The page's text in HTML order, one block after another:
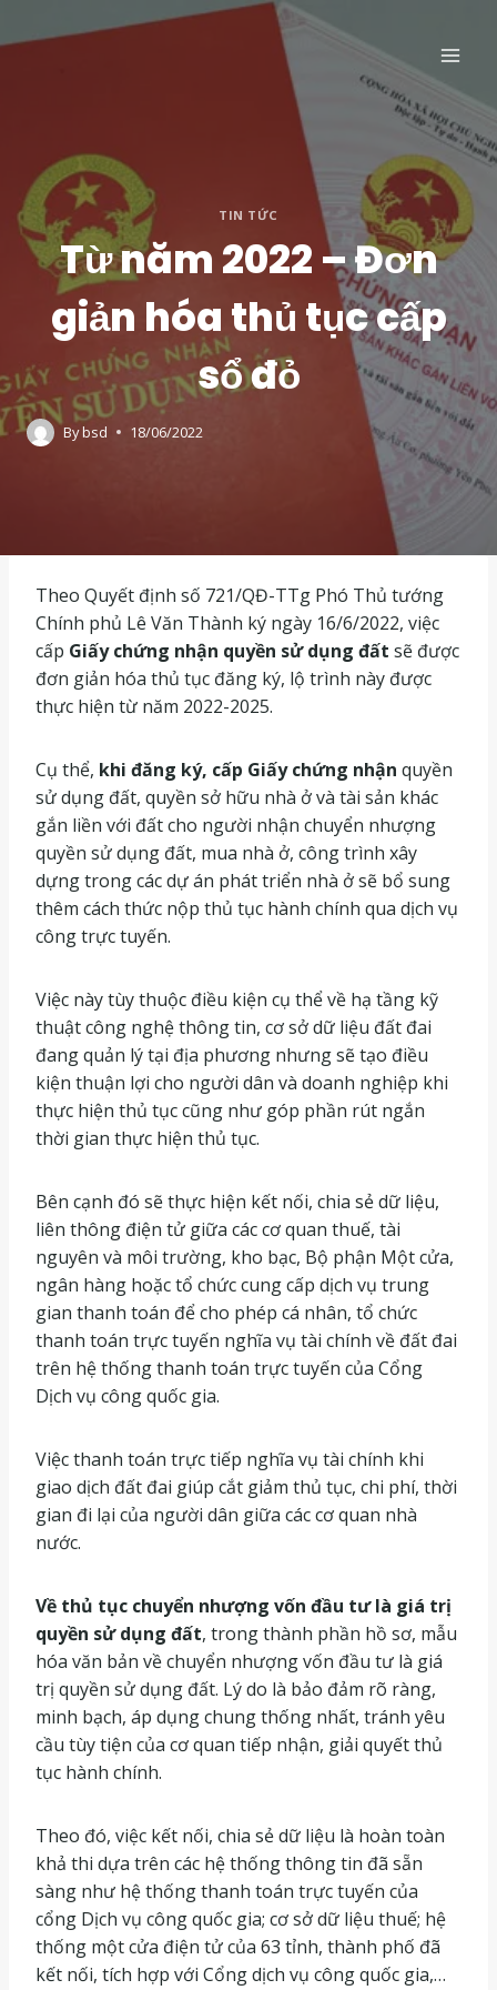
to
TIN TỨC
Từ năm 2022 – Đơn
giản hóa thủ tục cấp
sổ đỏ
Bybsd 18/06/2022
Theo Quyết định số 721/QĐ-TTg Phó Thủ tướng
Chính phủ Lê Văn Thành ký ngày 16/6/2022, việc
cấp Giấy chứng nhận quyền sử dụng đất sẽ được
đơn giản hóa thủ tục đăng ký, lộ trình này được
thực hiện từ năm 2022-2025.
Cụ thể, khi đăng ký, cấp Giấy chứng nhận quyền
sử dụng đất, quyền sở hữu nhà ở và tài sản khác
gắn liền với đất cho người nhận chuyển nhượng
quyền sử dụng đất, mua nhà ở, công trình xây
dựng trong các dự án phát triển nhà ở sẽ bổ sung
thêm cách thức nộp thủ tục hành chính qua dịch vụ
công trực tuyến.
Việc này tùy thuộc điều kiện cụ thể về hạ tầng kỹ
thuật công nghệ thông tin, cơ sở dữ liệu đất đai
đang quản lý tại địa phương nhưng sẽ tạo điều
kiện thuận lợi cho người dân và doanh nghiệp khi
thực hiện thủ tục cũng như góp phần rút ngắn
thời gian thực hiện thủ tục.
Bên cạnh đó sẽ thực hiện kết nối, chia sẻ dữ liệu,
liên thông điện tử giữa các cơ quan thuế, tài
nguyên và môi trường, kho bạc, Bộ phận Một cửa,
ngân hàng hoặc tổ chức cung cấp dịch vụ trung
gian thanh toán để cho phép cá nhân, tổ chức
thanh toán trực tuyến nghĩa vụ tài chính về đất đai
trên hệ thống thanh toán trực tuyến của Cổng
Dịch vụ công quốc gia.
Việc thanh toán trực tiếp nghĩa vụ tài chính khi
giao dịch đất đai giúp cắt giảm thủ tục, chi phí, thời
gian đi lại của người dân giữa các cơ quan nhà
nước.
Về thủ tục chuyển nhượng vốn đầu tư là giá trị
quyền sử dụng đất, trong thành phần hồ sơ, mẫu
hóa văn bản về chuyển nhượng vốn đầu tư là giá
trị quyền sử dụng đất. Lý do là bảo đảm rõ ràng,
minh bạch, áp dụng chung thống nhất, tránh yêu
cầu tùy tiện của cơ quan tiếp nhận, giải quyết thủ
tục hành chính.
Theo đó, việc kết nối, chia sẻ dữ liệu là hoàn toàn
khả thi dựa trên các hệ thống thông tin đã sẵn
sàng như hệ thống thanh toán trực tuyến của
cổng Dịch vụ công quốc gia; cơ sở dữ liệu thuế; hệ
thống một cửa điện tử của 63 tỉnh, thành phố đã
kết nối, tích hợp với Cổng dịch vụ công quốc gia,…